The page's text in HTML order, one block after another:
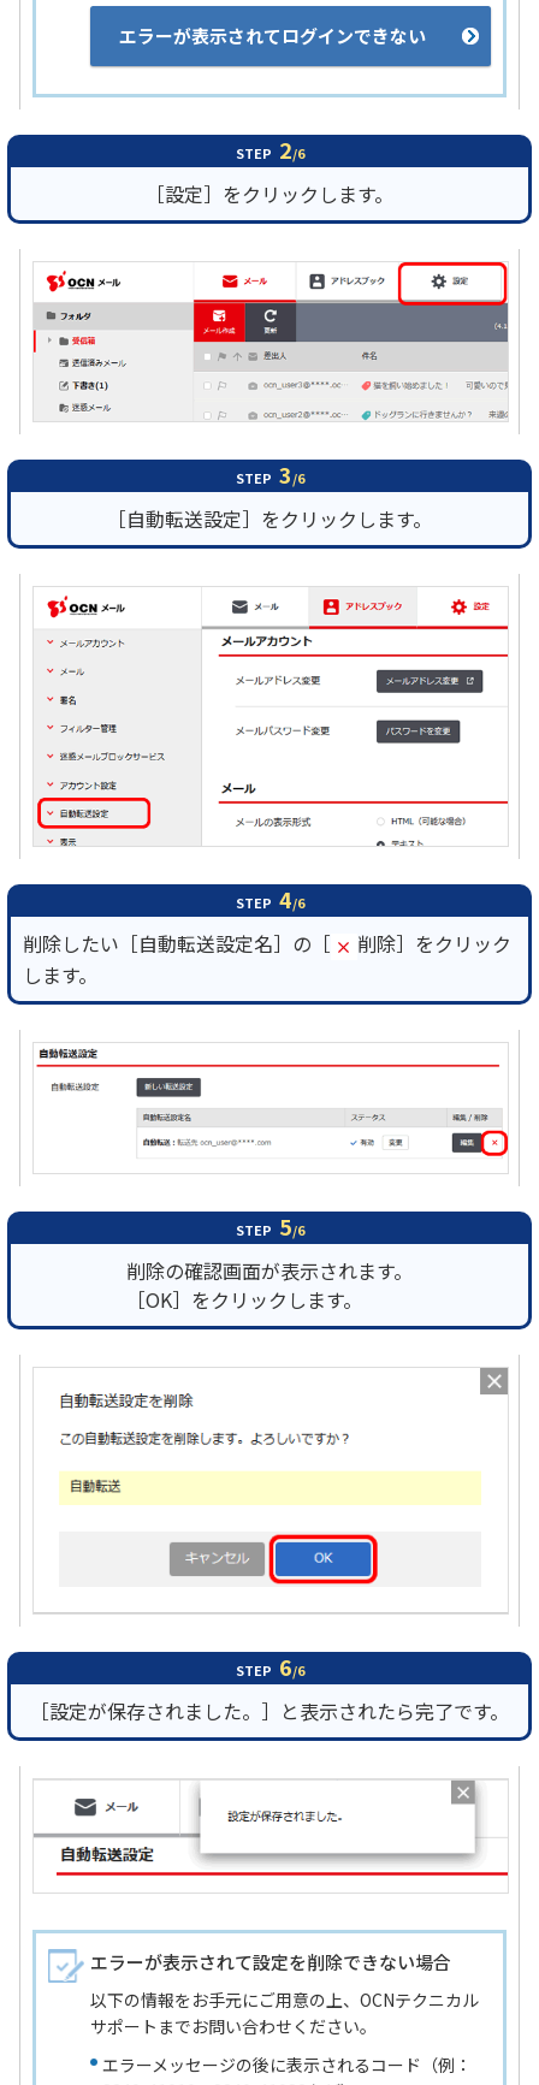
エラーが表示されてログインできない
STEP 2/6
［設定］をクリックします。
STEP 3/6
［自動転送設定］をクリックします。
STEP 4/6
削除したい［自動転送設定名］の［
削除］をクリック
します。
STEP 5/6
削除の確認画面が表示されます。
［OK］をクリックします。
STEP 6/6
［設定が保存されました。］と表示されたら完了です。
エラーが表示されて設定を削除できない場合
以下の情報をお手元にご用意の上、OCNテクニカル
サポートまでお問い合わせください。
エラーメッセージの後に表示されるコード（例：